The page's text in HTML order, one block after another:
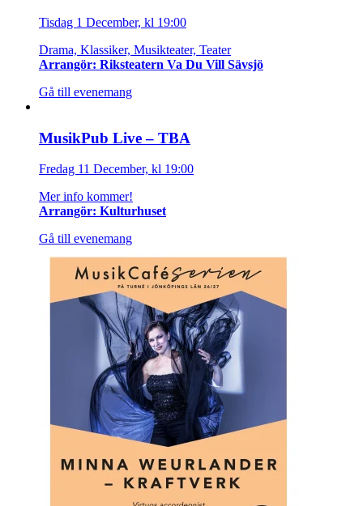
Tisdag 1 December, kl 19:00
Drama, Klassiker, Musikteater, Teater
Arrangör: Riksteatern Va Du Vill Sävsjö
Gå till evenemang
MusikPub Live – TBA
Fredag 11 December, kl 19:00
Mer info kommer!
Arrangör: Kulturhuset
Gå till evenemang